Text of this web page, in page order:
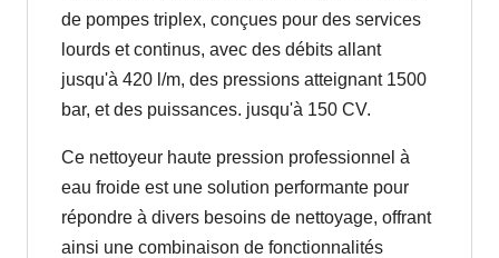
de pompes triplex, conçues pour des services
lourds et continus, avec des débits allant
jusqu'à 420 l/m, des pressions atteignant 1500
bar, et des puissances. jusqu'à 150 CV.
Ce nettoyeur haute pression professionnel à
eau froide est une solution performante pour
répondre à divers besoins de nettoyage, offrant
ainsi une combinaison de fonctionnalités